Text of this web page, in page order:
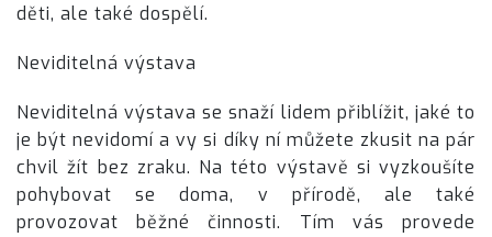
děti, ale také dospělí.
Neviditelná výstava
Neviditelná výstava se snaží lidem přiblížit, jaké to
je být nevidomí a vy si díky ní můžete zkusit na pár
chvil žít bez zraku. Na této výstavě si vyzkoušíte
pohybovat se doma, v přírodě, ale také
provozovat běžné činnosti. Tím vás provede